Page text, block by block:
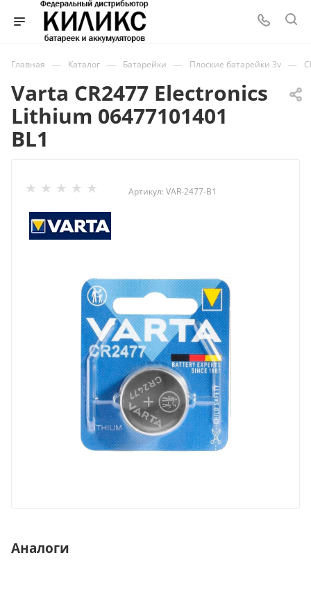
Главная — Каталог — Батарейки — Плоские батарейки 3v —
Varta CR2477 Electronics
Lithium 06477101401
BL1
Артикул: VAR-2477-B1
Аналоги